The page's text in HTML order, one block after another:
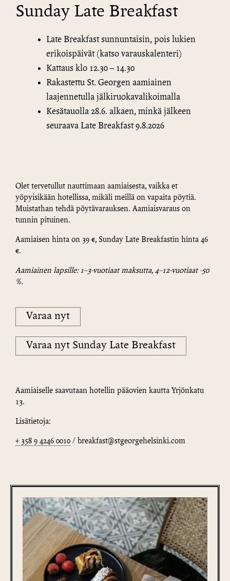
Sunday Late Breakfast
Late Breakfast sunnuntaisin, pois lukien
erikoispäivät (katso varauskalenteri)
Kattaus klo 12.30 – 14.30
Rakastettu St. Georgen aamiainen
laajennetulla jälkiruokavalikoimalla
Kesätauolla 28.6. alkaen, minkä jälkeen
seuraava Late Breakfast 9.8.2026
Olet tervetullut nauttimaan aamiaisesta, vaikka et
yöpyisikään hotellissa, mikäli meillä on vapaita pöytiä.
Muistathan tehdä pöytävarauksen. Aamiaisvaraus on
tunnin pituinen.
Aamiaisen hinta on 39 €, Sunday Late Breakfastin hinta 46
€.
Aamiainen lapsille: 1–3-vuotiaat maksutta, 4–12-vuotiaat -50
%.
Varaa nyt
Varaa nyt Sunday Late Breakfast
Aamiaiselle saavutaan hotellin pääovien kautta Yrjönkatu
13.
Lisätietoja:
+ 358 9 4246 0010 / breakfast@stgeorgehelsinki.com